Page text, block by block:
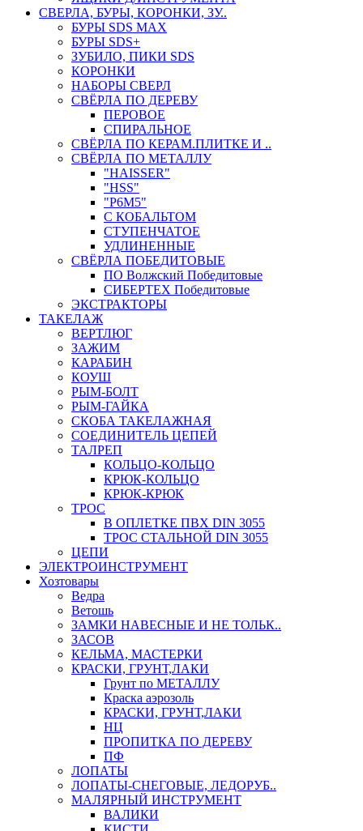
СВЕРЛА, БУРЫ, КОРОНКИ, ЗУ..
БУРЫ SDS MAX
БУРЫ SDS+
ЗУБИЛО, ПИКИ SDS
КОРОНКИ
НАБОРЫ СВЕРЛ
СВЁРЛА ПО ДЕРЕВУ
ПЕРОВОЕ
СПИРАЛЬНОЕ
СВЁРЛА ПО КЕРАМ.ПЛИТКЕ И ..
СВЁРЛА ПО МЕТАЛЛУ
"HAISSER"
"HSS"
"Р6М5"
С КОБАЛЬТОМ
СТУПЕНЧАТОЕ
УДЛИНЕННЫЕ
СВЁРЛА ПОБЕДИТОВЫЕ
ПО Волжский Победитовые
СИБЕРТЕХ Победитовые
ЭКСТРАКТОРЫ
ТАКЕЛАЖ
ВЕРТЛЮГ
ЗАЖИМ
КАРАБИН
КОУШ
РЫМ-БОЛТ
РЫМ-ГАЙКА
СКОБА ТАКЕЛАЖНАЯ
СОЕДИНИТЕЛЬ ЦЕПЕЙ
ТАЛРЕП
КОЛЬЦО-КОЛЬЦО
КРЮК-КОЛЬЦО
КРЮК-КРЮК
ТРОС
В ОПЛЕТКЕ ПВХ DIN 3055
ТРОС СТАЛЬНОЙ DIN 3055
ЦЕПИ
ЭЛЕКТРОИНСТРУМЕНТ
Хозтовары
Ведра
Ветошь
ЗАМКИ НАВЕСНЫЕ И НЕ ТОЛЬК..
ЗАСОВ
КЕЛЬМА, МАСТЕРКИ
КРАСКИ, ГРУНТ,ЛАКИ
Грунт по МЕТАЛЛУ
Краска аэрозоль
КРАСКИ, ГРУНТ,ЛАКИ
НЦ
ПРОПИТКА ПО ДЕРЕВУ
ПФ
ЛОПАТЫ
ЛОПАТЫ-СНЕГОВЫЕ, ЛЕДОРУБ..
МАЛЯРНЫЙ ИНСТРУМЕНТ
ВАЛИКИ